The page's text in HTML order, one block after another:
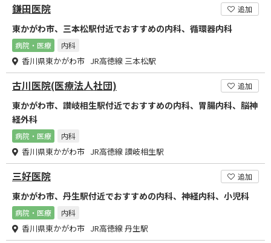
鎌田医院 追加
東かがわ市、三本松駅付近でおすすめの内科、循環器内科
病院・医療 内科
香川県東かがわ市 JR高徳線 三本松駅
古川医院(医療法人社団) 追加
東かがわ市、讃岐相生駅付近でおすすめの内科、胃腸内科、脳神
経外科
病院・医療 内科
香川県東かがわ市 JR高徳線 讃岐相生駅
三好医院 追加
東かがわ市、丹生駅付近でおすすめの内科、神経内科、小児科
病院・医療 内科
香川県東かがわ市 JR高徳線 丹生駅